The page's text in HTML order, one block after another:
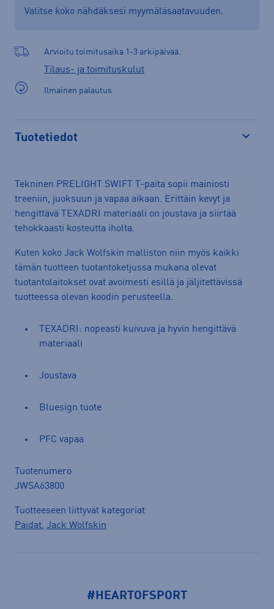
Valitse koko nähdäksesi myymäläsaatavuuden.
Arvioitu toimitusaika 1-3 arkipäivää.
Tilaus- ja toimituskulut
Ilmainen palautus
Tuotetiedot
Tekninen PRELIGHT SWIFT T-paita sopii mainiosti
treeniin, juoksuun ja vapaa aikaan. Erittäin kevyt ja
hengittävä TEXADRI materiaali on joustava ja siirtää
tehokkaasti kosteutta iholta.
Kuten koko Jack Wolfskin malliston niin myös kaikki
tämän tuotteen tuotantoketjussa mukana olevat
tuotantolaitokset ovat avoimesti esillä ja jäljitettävissä
tuotteessa olevan koodin perusteella.
TEXADRI: nopeasti kuivuva ja hyvin hengittävä
materiaali
Joustava
Bluesign tuote
PFC vapaa
Tuotenumero
JWSA63800
Tuotteeseen liittyvät kategoriat
Paidat, Jack Wolfskin
#HEARTOFSPORT